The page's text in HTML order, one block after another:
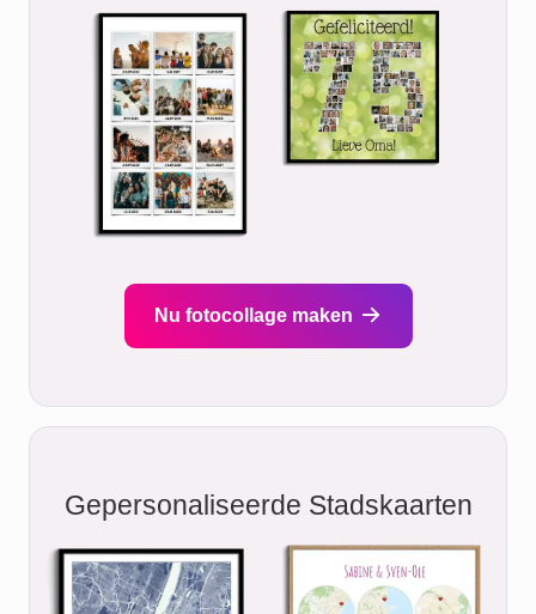
Nu fotocollage maken
Gepersonaliseerde Stadskaarten